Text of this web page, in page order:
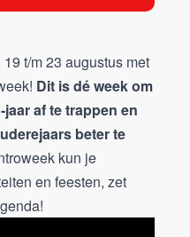
t/m 23 augustus met
Dit is dé week om
af te trappen en
beter te
kun je
en feesten, zet